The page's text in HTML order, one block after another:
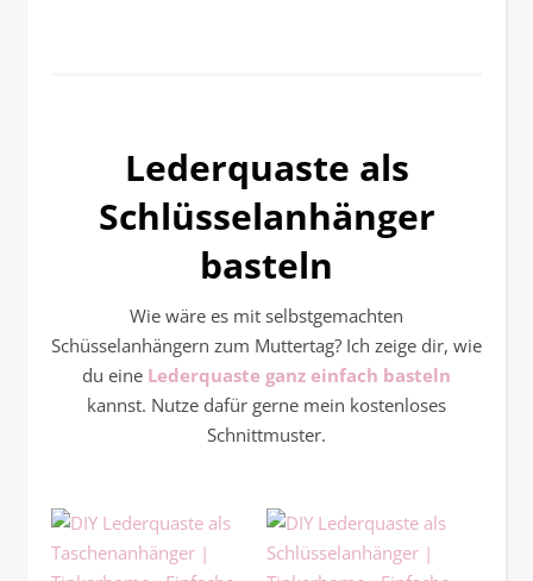
Lederquaste als
Schlüsselanhänger
basteln
Wie wäre es mit selbstgemachten
Schüsselanhängern zum Muttertag? Ich zeige dir, wie
du eine Lederquaste ganz einfach basteln
kannst. Nutze dafür gerne mein kostenloses
Schnittmuster.